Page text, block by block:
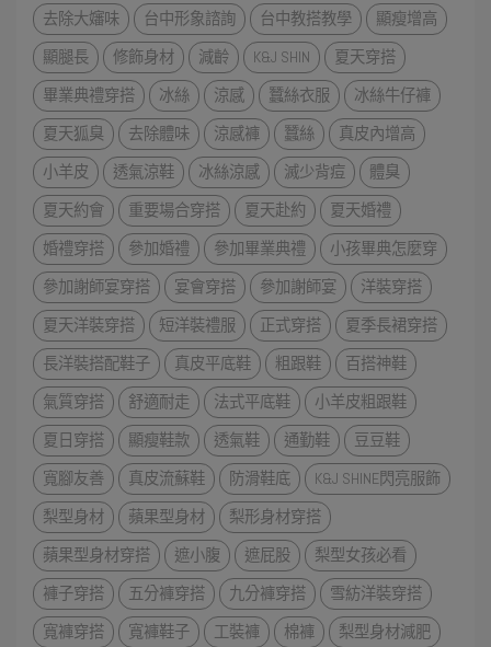
去除大嬸味
台中形象諮詢 台中教搭教學
顯瘦增高
顯腿長
修飾身材 減齡 K&J SHIN
夏天穿搭
畢業典禮穿搭
冰絲 涼感 蠶絲衣服
冰絲牛仔褲
夏天狐臭
去除體味 涼感褲 蠶絲
真皮內增高
小羊皮
透氣涼鞋 冰絲涼感 滅少背痘
體臭
夏天約會
重要場合穿搭 夏天赴約
夏天婚禮
婚禮穿搭
參加婚禮 參加畢業典禮
小孩畢典怎麼穿
參加謝師宴穿搭
宴會穿搭 參加謝師宴
洋裝穿搭
夏天洋裝穿搭
短洋裝禮服 正式穿搭
夏季長裙穿搭
長洋裝搭配鞋子
真皮平底鞋 粗跟鞋
百搭神鞋
氣質穿搭
舒適耐走 法式平底鞋
小羊皮粗跟鞋
夏日穿搭
顯瘦鞋款 透氣鞋 通勤鞋
豆豆鞋
寬腳友善
真皮流蘇鞋 防滑鞋底
K&J SHINE閃亮服飾
梨型身材
蘋果型身材
梨形身材穿搭
蘋果型身材穿搭
遮小腹 遮屁股
梨型女孩必看
褲子穿搭
五分褲穿搭 九分褲穿搭
雪紡洋裝穿搭
寬褲穿搭
寬褲鞋子 工裝褲 棉褲
梨型身材減肥